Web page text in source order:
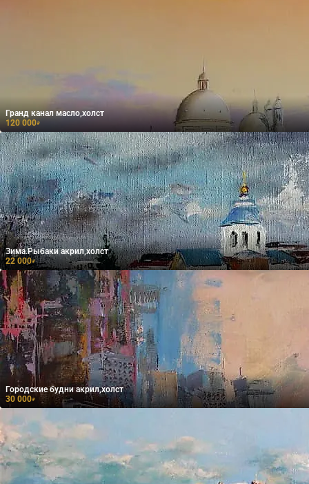
Гранд канал масло,холст
120 000₽
Зима.Рыбаки акрил,холст
22 000₽
Городские будни акрил,холст
30 000₽